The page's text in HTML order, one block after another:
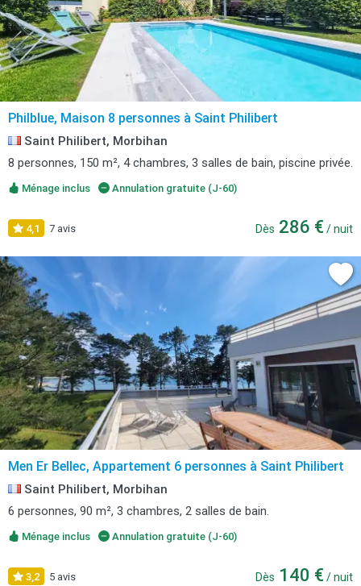
Philblue, Maison 8 personnes à Saint Philibert
Saint Philibert, Morbihan
8 personnes, 150 m², 4 chambres, 3 salles de bain, piscine privée.
Ménage inclus Annulation gratuite (J-60)
4,1 7 avis Dès 286 € / nuit
Men Er Bellec, Appartement 6 personnes à Saint Philibert
Saint Philibert, Morbihan
6 personnes, 90 m², 3 chambres, 2 salles de bain.
Ménage inclus Annulation gratuite (J-60)
3,2 5 avis Dès 140 € / nuit